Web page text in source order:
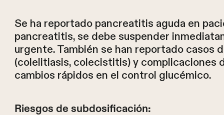
Se ha reportado pancreatitis aguda en
pancreatitis, se debe suspender
urgente. También se han reportado casos
(colelitiasis, colecistitis) y complicaciones
cambios rápidos en el control glucémico.
Riesgos de subdosificación: